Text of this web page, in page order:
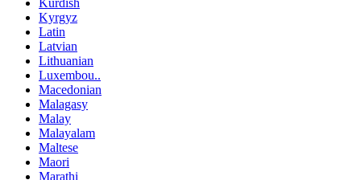
Kyrgyz
Latin
Latvian
Lithuanian
Luxembou..
Macedonian
Malagasy
Malay
Malayalam
Maltese
Maori
Marathi